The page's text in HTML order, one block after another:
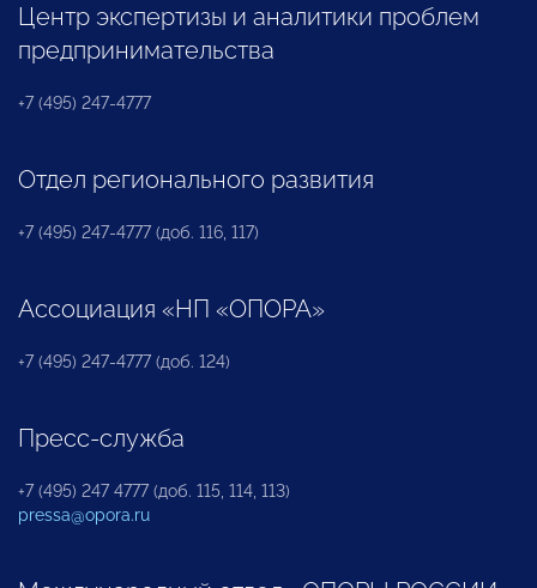
Центр экспертизы и аналитики проблем
предпринимательства
+7 (495) 247-4777
Отдел регионального развития
+7 (495) 247-4777 (доб. 116, 117)
Ассоциация «НП «ОПОРА»
+7 (495) 247-4777 (доб. 124)
Пресс-служба
+7 (495) 247 4777 (доб. 115, 114, 113)
pressa@opora.ru